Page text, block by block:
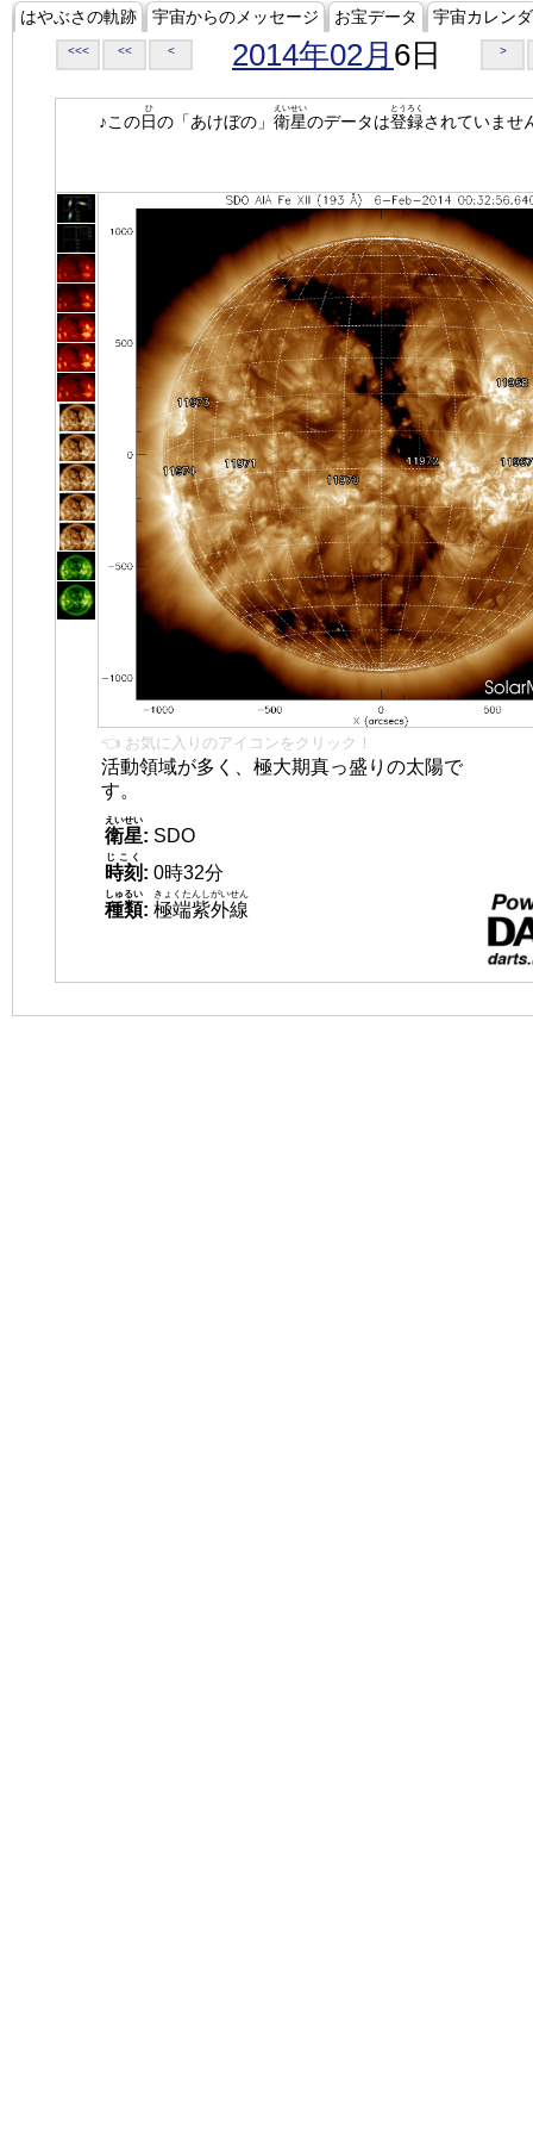
はやぶさの軌跡 宇宙からのメッセージ お宝データ 宇宙カレン
<<< << < 2014年02月 6日 >
♪この日
ひ
の「あけぼの」 衛星
えいせい
のデータは登録
とうろく
されていませ
👈 お気に入りのアイコンをクリック！
活動領域が多く、極大期真っ盛りの太陽で
す。
衛星
えいせい
: SDO
時刻
じこく
: 0時32分
種類
しゅるい
: 極端紫外線
きょくたんしがいせん